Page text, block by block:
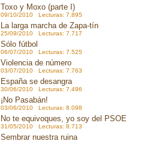
Toxo y Moxo (parte I)
09/10/2010 Lecturas: 7.895
La larga marcha de Zapa-tín
25/09/2010 Lecturas: 7.717
Sólo fútbol
06/07/2010 Lecturas: 7.525
Violencia de número
03/07/2010 Lecturas: 7.763
España se desangra
30/06/2010 Lecturas: 7.496
¡No Pasabán!
03/06/2010 Lecturas: 8.098
No te equivoques, yo soy del PSOE
31/05/2010 Lecturas: 8.713
Sembrar nuestra ruina